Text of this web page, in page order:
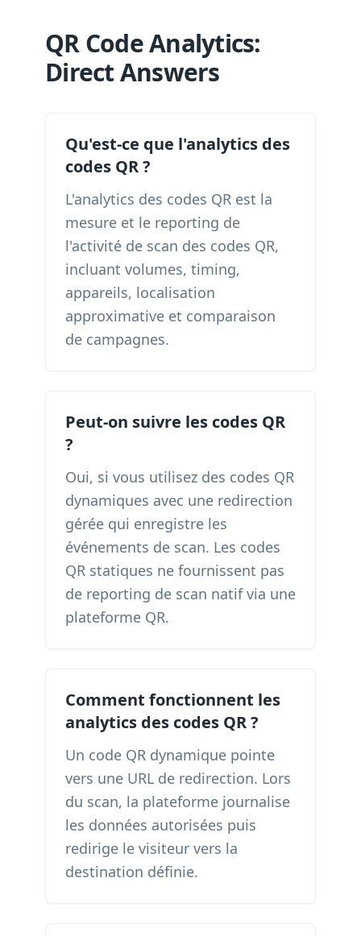
QR Code Analytics:
Direct Answers
Qu'est-ce que l'analytics des
codes QR ?
L'analytics des codes QR est la
mesure et le reporting de
l'activité de scan des codes QR,
incluant volumes, timing,
appareils, localisation
approximative et comparaison
de campagnes.
Peut-on suivre les codes QR
?
Oui, si vous utilisez des codes QR
dynamiques avec une redirection
gérée qui enregistre les
événements de scan. Les codes
QR statiques ne fournissent pas
de reporting de scan natif via une
plateforme QR.
Comment fonctionnent les
analytics des codes QR ?
Un code QR dynamique pointe
vers une URL de redirection. Lors
du scan, la plateforme journalise
les données autorisées puis
redirige le visiteur vers la
destination définie.